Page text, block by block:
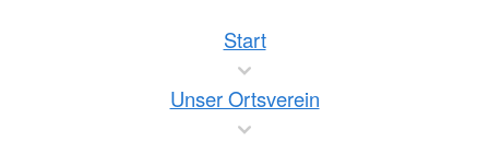
Start
Unser Ortsverein